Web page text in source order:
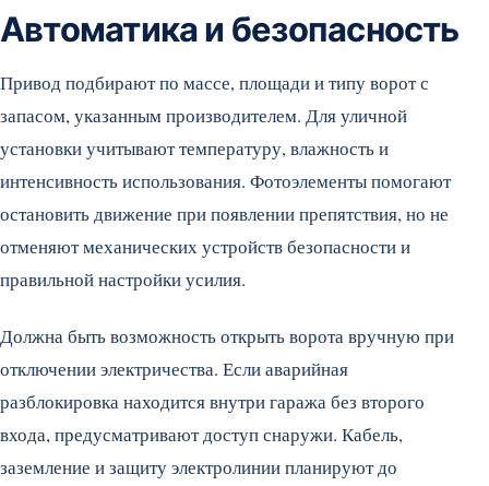
Автоматика и безопасность
Привод подбирают по массе, площади и типу ворот с
запасом, указанным производителем. Для уличной
установки учитывают температуру, влажность и
интенсивность использования. Фотоэлементы помогают
остановить движение при появлении препятствия, но не
отменяют механических устройств безопасности и
правильной настройки усилия.
Должна быть возможность открыть ворота вручную при
отключении электричества. Если аварийная
разблокировка находится внутри гаража без второго
входа, предусматривают доступ снаружи. Кабель,
заземление и защиту электролинии планируют до